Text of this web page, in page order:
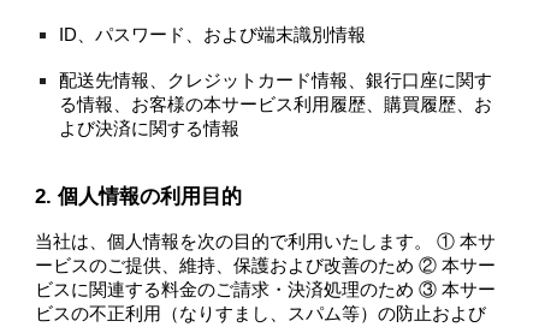
ID、パスワード、および端末識別情報
配送先情報、クレジットカード情報、銀行口座に関す
る情報、お客様の本サービス利用履歴、購買履歴、お
よび決済に関する情報
2. 個人情報の利用目的
当社は、個人情報を次の目的で利用いたします。 ① 本サ
ービスのご提供、維持、保護および改善のため ② 本サー
ビスに関連する料金のご請求・決済処理のため ③ 本サー
ビスの不正利用（なりすまし、スパム等）の防止および